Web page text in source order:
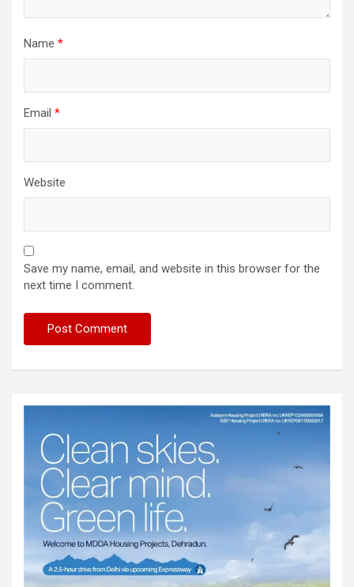
Name *
Email *
Website
Save my name, email, and website in this browser for the
next time I comment.